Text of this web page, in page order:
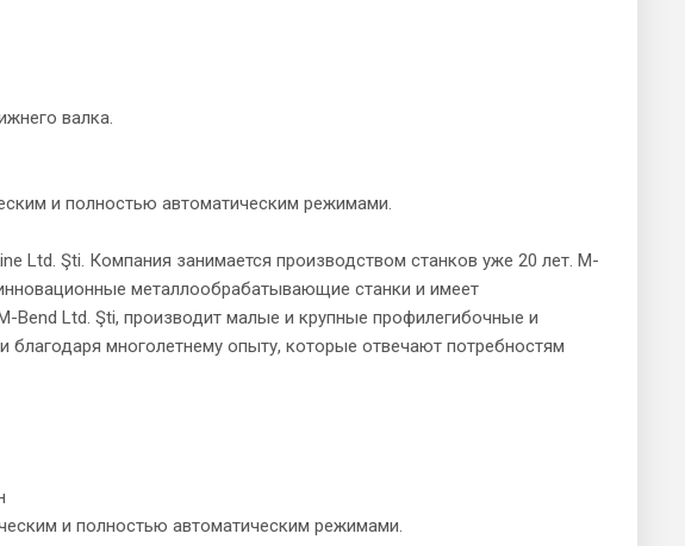
валка.
и полностью автоматическим режимами.
Ltd. Şti. Компания занимается производством станков уже 20 лет. M-
металлообрабатывающие станки и имеет
Bend Ltd. Şti, производит малые и крупные профилегибочные и
многолетнему опыту, которые отвечают потребностям
и полностью автоматическим режимами.